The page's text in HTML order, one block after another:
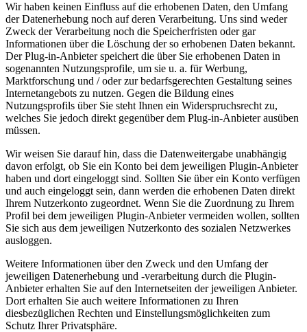
Wir haben keinen Einfluss auf die erhobenen Daten, den Umfang
der Datenerhebung noch auf deren Verarbeitung. Uns sind weder
Zweck der Verarbeitung noch die Speicherfristen oder gar
Informationen über die Löschung der so erhobenen Daten bekannt.
Der Plug-in-Anbieter speichert die über Sie erhobenen Daten in
sogenannten Nutzungsprofile, um sie u. a. für Werbung,
Marktforschung und / oder zur bedarfsgerechten Gestaltung seines
Internetangebots zu nutzen. Gegen die Bildung eines
Nutzungsprofils über Sie steht Ihnen ein Widerspruchsrecht zu,
welches Sie jedoch direkt gegenüber dem Plug-in-Anbieter ausüben
müssen.
Wir weisen Sie darauf hin, dass die Datenweitergabe unabhängig
davon erfolgt, ob Sie ein Konto bei dem jeweiligen Plugin-Anbieter
haben und dort eingeloggt sind. Sollten Sie über ein Konto verfügen
und auch eingeloggt sein, dann werden die erhobenen Daten direkt
Ihrem Nutzerkonto zugeordnet. Wenn Sie die Zuordnung zu Ihrem
Profil bei dem jeweiligen Plugin-Anbieter vermeiden wollen, sollten
Sie sich aus dem jeweiligen Nutzerkonto des sozialen Netzwerkes
ausloggen.
Weitere Informationen über den Zweck und den Umfang der
jeweiligen Datenerhebung und -verarbeitung durch die Plugin-
Anbieter erhalten Sie auf den Internetseiten der jeweiligen Anbieter.
Dort erhalten Sie auch weitere Informationen zu Ihren
diesbezüglichen Rechten und Einstellungsmöglichkeiten zum
Schutz Ihrer Privatsphäre.